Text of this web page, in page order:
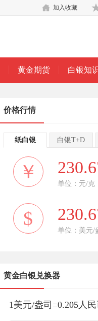
加入收藏
黄金期货 白银知
价格行情
纸白银 白银T+D
￥
单位：元/克
$
单位：美元/
黄金白银兑换器
1美元/盎司 =0.205人